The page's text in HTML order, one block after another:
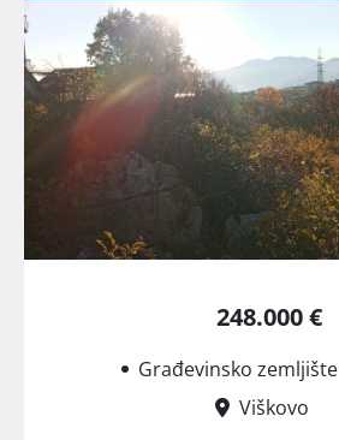
248.000 €
Građevinsko zemljište
Viškovo